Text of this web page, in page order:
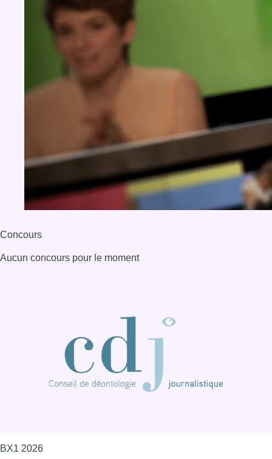
Concours
Aucun concours pour le moment
BX1 2026